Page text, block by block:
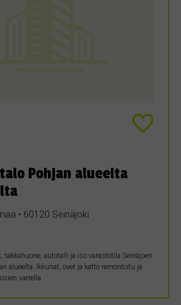
Pohjan alueelta
• 60120 Seinäjoki
takkahuone, autotalli ja iso varastotila Seinäjoen
alueelta. Ikkunat, ovet ja katto remontoitu ja
varrella.